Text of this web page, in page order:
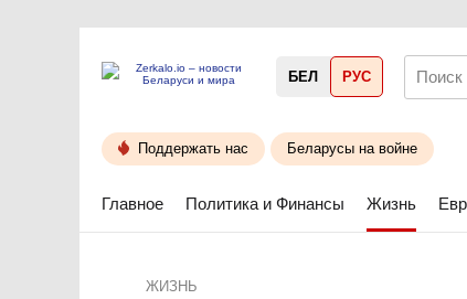
БЕЛ РУС
Поддержать нас Беларусы на войне
Главное Политика и Финансы Жизнь
ЖИЗНЬ